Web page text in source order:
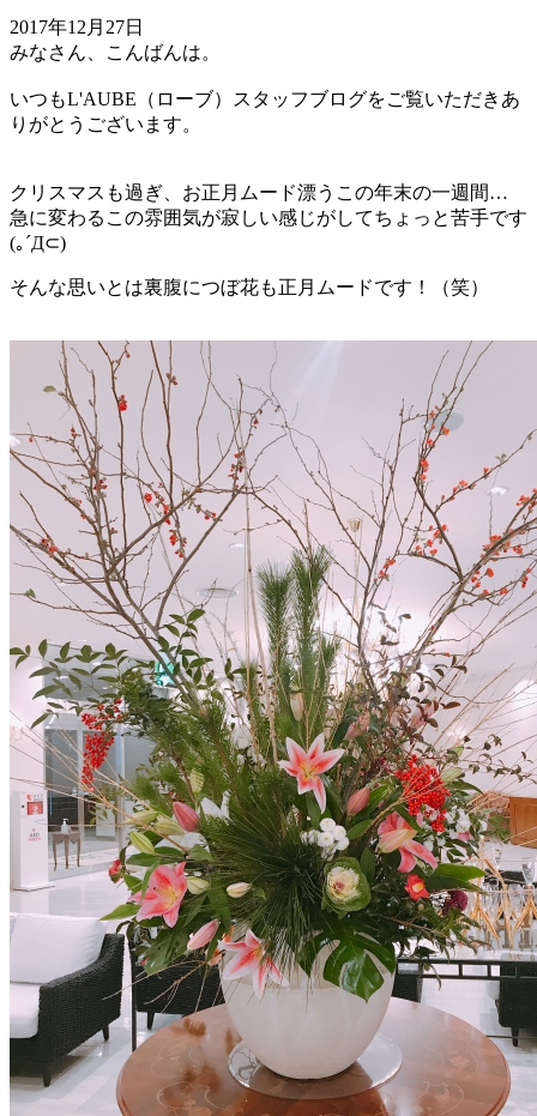
2017年12月27日
みなさん、こんばんは。
いつもL'AUBE（ローブ）スタッフブログをご覧いただきあ
りがとうございます。
クリスマスも過ぎ、お正月ムード漂うこの年末の一週間…
急に変わるこの雰囲気が寂しい感じがしてちょっと苦手です
(｡´Д⊂)
そんな思いとは裏腹につぼ花も正月ムードです！（笑）